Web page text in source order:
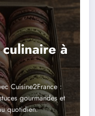
à
Cuisine2France :
gourmandes et
quotidien.